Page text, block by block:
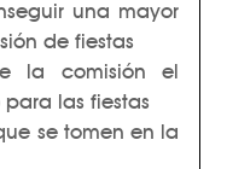
una mayor
de fiestas
la comisión el
para las fiestas
se tomen en la